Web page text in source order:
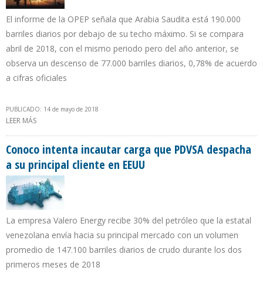
El informe de la OPEP señala que Arabia Saudita está 190.000
barriles diarios por debajo de su techo máximo. Si se compara
abril de 2018, con el mismo periodo pero del año anterior, se
observa un descenso de 77.000 barriles diarios, 0,78% de acuerdo
a cifras oficiales
PUBLICADO: 14 de mayo de 2018
LEER MÁS
Conoco intenta incautar carga que PDVSA despacha
a su principal cliente en EEUU
La empresa Valero Energy recibe 30% del petróleo que la estatal
venezolana envía hacia su principal mercado con un volumen
promedio de 147.100 barriles diarios de crudo durante los dos
primeros meses de 2018